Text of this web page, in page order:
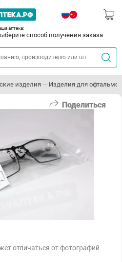
аптека:
способ получения заказа
изделия Изделия для
Поделиться
отличаться от фотографий